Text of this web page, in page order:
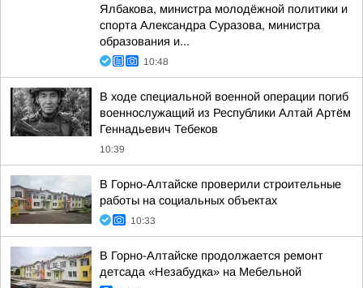
Ялбакова, министра молодёжной политики и
спорта Александра Суразова, министра
образования и...
10:48
В ходе специальной военной операции погиб
военнослужащий из Республики Алтай Артём
Геннадьевич Тебеков
10:39
В Горно-Алтайске проверили строительные
работы на социальных объектах
10:33
В Горно-Алтайске продолжается ремонт
детсада «Незабудка» на Мебельной